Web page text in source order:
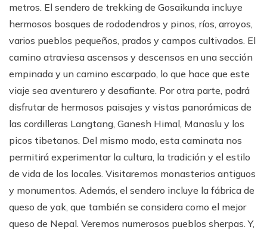
metros. El sendero de trekking de Gosaikunda incluye
hermosos bosques de rododendros y pinos, ríos, arroyos,
varios pueblos pequeños, prados y campos cultivados. El
camino atraviesa ascensos y descensos en una sección
empinada y un camino escarpado, lo que hace que este
viaje sea aventurero y desafiante. Por otra parte, podrá
disfrutar de hermosos paisajes y vistas panorámicas de
las cordilleras Langtang, Ganesh Himal, Manaslu y los
picos tibetanos. Del mismo modo, esta caminata nos
permitirá experimentar la cultura, la tradición y el estilo
de vida de los locales. Visitaremos monasterios antiguos
y monumentos. Además, el sendero incluye la fábrica de
queso de yak, que también se considera como el mejor
queso de Nepal. Veremos numerosos pueblos sherpas. Y,